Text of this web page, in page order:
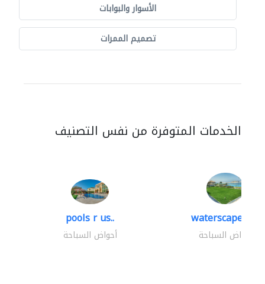
الأسوار والبوابات
تصميم الممرات
الخدمات المتوفرة من نفس التصنيف
pools r us..
أحواض السباحة
waterscapes llc
أحواض السباحة